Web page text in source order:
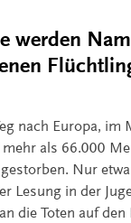
werden
nach Europa, im
als 66.000
Nur
Lesung in der
die Toten auf